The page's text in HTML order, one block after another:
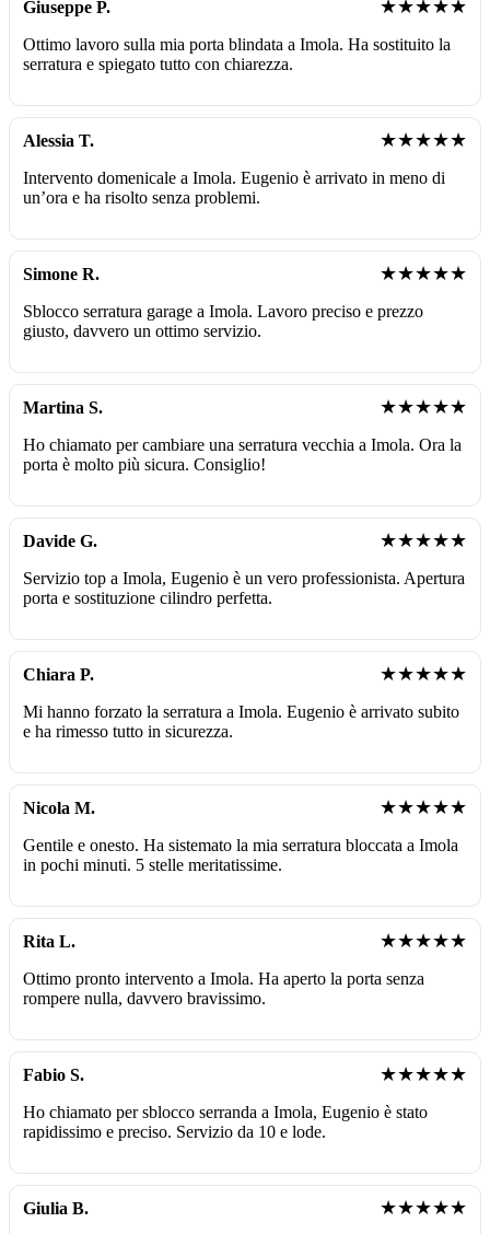
Giuseppe P. ★★★★★
Ottimo lavoro sulla mia porta blindata a Imola. Ha sostituito la
serratura e spiegato tutto con chiarezza.
Alessia T. ★★★★★
Intervento domenicale a Imola. Eugenio è arrivato in meno di
un’ora e ha risolto senza problemi.
Simone R. ★★★★★
Sblocco serratura garage a Imola. Lavoro preciso e prezzo
giusto, davvero un ottimo servizio.
Martina S. ★★★★★
Ho chiamato per cambiare una serratura vecchia a Imola. Ora la
porta è molto più sicura. Consiglio!
Davide G. ★★★★★
Servizio top a Imola, Eugenio è un vero professionista. Apertura
porta e sostituzione cilindro perfetta.
Chiara P. ★★★★★
Mi hanno forzato la serratura a Imola. Eugenio è arrivato subito
e ha rimesso tutto in sicurezza.
Nicola M. ★★★★★
Gentile e onesto. Ha sistemato la mia serratura bloccata a Imola
in pochi minuti. 5 stelle meritatissime.
Rita L. ★★★★★
Ottimo pronto intervento a Imola. Ha aperto la porta senza
rompere nulla, davvero bravissimo.
Fabio S. ★★★★★
Ho chiamato per sblocco serranda a Imola, Eugenio è stato
rapidissimo e preciso. Servizio da 10 e lode.
Giulia B. ★★★★★